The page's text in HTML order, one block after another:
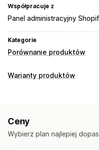
Współpracuje z
Panel administracyjny
Kategorie
Porównanie produktów
Narzędzia porównawcze
Filtrowanie i sortowanie
Filmy Analizy
Warianty produktów
Przesyłanie pliku
Niestandardowy CSS
Ceny
Wybierz plan najlepiej